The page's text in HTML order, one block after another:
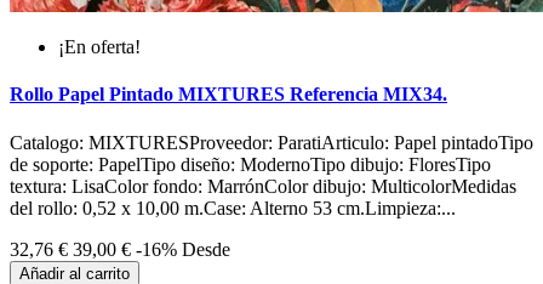
¡En oferta!
Rollo Papel Pintado MIXTURES Referencia MIX34.
Catalogo: MIXTURESProveedor: ParatiArticulo: Papel pintadoTipo
de soporte: PapelTipo diseño: ModernoTipo dibujo: FloresTipo
textura: LisaColor fondo: MarrónColor dibujo: MulticolorMedidas
del rollo: 0,52 x 10,00 m.Case: Alterno 53 cm.Limpieza:...
32,76 € 39,00 € -16% Desde
Añadir al carrito